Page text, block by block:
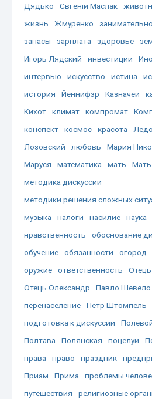
Дядько
Євгеній Маслак
жизнь
Жмуренко
запасы
зарплата здоровье
Игорь Лядский
инвестиции
интервью
искусство истина
история
Йеннифэр Казначей
Кихот
климат компромат
конспект
космос красота
Лозовский
любовь Мария
Маруся
математика мать Мать
методика дискуссии
методики решения сложных
музыка
налоги насилие наука
нравственность
обоснование
обучение
обязанности огород
оружие
ответственность
Отець
Отець Олександр
Павло Шевело
перенаселение
Пётр Штомпель
подготовка к дискуссии
Полтава
Полянская поцелуи
права
право праздник
Приам
Прима проблемы
путешествия
религиозные